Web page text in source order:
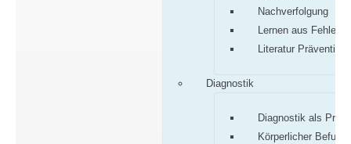
Nachverfolgung
Lernen aus Fehlern
Literatur Prävention
Diagnostik
Diagnostik als
Körperlicher Befund